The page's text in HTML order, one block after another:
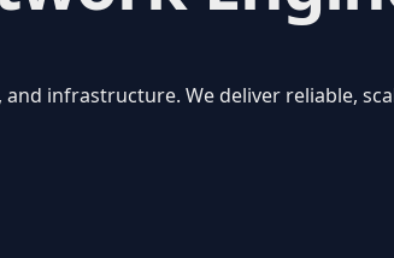
infrastructure. We deliver reliable,